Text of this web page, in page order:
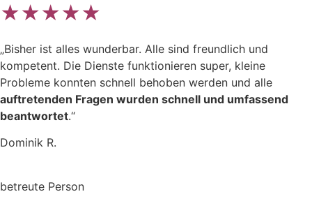
★★★★★
„Bisher ist alles wunderbar. Alle sind freundlich und
kompetent. Die Dienste funktionieren super, kleine
Probleme konnten schnell behoben werden und alle
auftretenden Fragen wurden schnell und umfassend
beantwortet.“
Dominik R.
betreute Person